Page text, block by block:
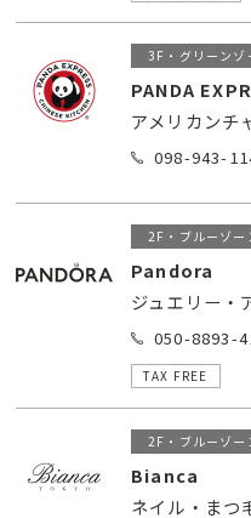
3F・グリーンゾ
PANDA
アメリカンチ
098-943-
2F・ブルーゾー
Pandora
ジュエリー・
050-8893-
TAX FREE
2F・ブルーゾー
Bianca
ネイル・まつ